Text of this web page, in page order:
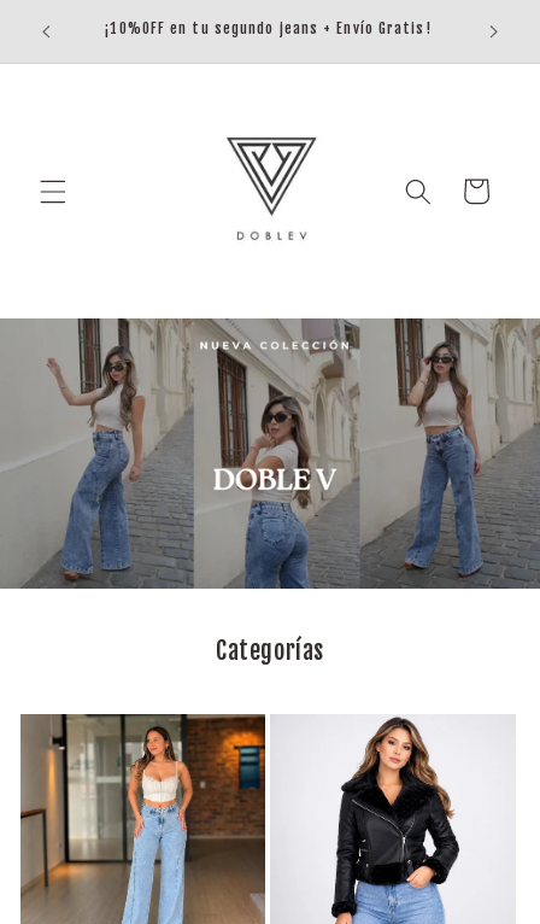
directamente¡10%OFF en tu segundo jeans + Envío Gratis!
Carrito
Categorías